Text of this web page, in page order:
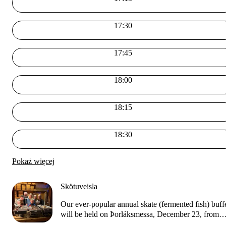
17:30
17:45
18:00
18:15
18:30
Pokaż więcej
Skötuveisla
Our ever-popular annual skate (fermented fish)
will be held on Þorláksmessa, December 23, from